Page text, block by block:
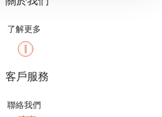
了解更多
客戶服務
聯絡我們